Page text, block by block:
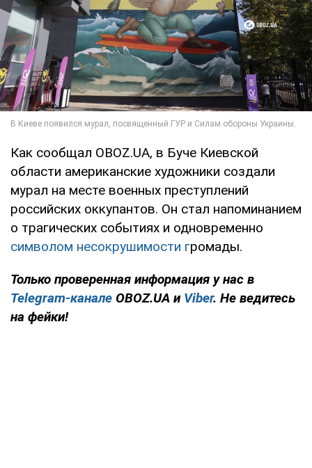
Как сообщал OBOZ.UA, в Буче Киевской
области американские художники создали
мурал на месте военных преступлений
российских оккупантов. Он стал напоминанием
о трагических событиях и одновременно
символом несокрушимости громады.
Только проверенная информация у нас в
Telegram-канале OBOZ.UA и Viber. Не ведитесь
на фейки!